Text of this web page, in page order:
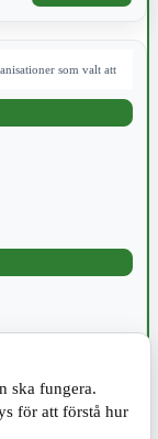
som valt att
ska fungera.
för att förstå hur